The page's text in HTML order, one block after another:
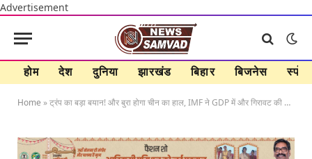
Advertisement
होम देश दुनिया झारखंड बिहार बिजनेस
Home »ट्रंप का बड़ा बयान! और बुरा होगा चीन का हाल, IMF ने GDP में और गिरावट की आशंका जताई